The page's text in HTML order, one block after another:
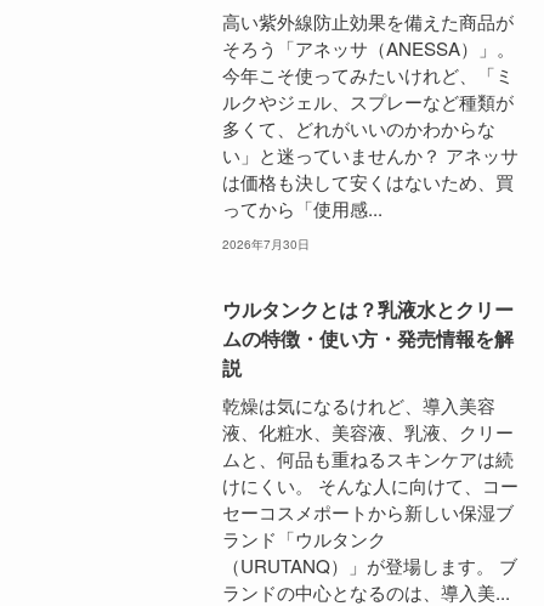
高い紫外線防止効果を備えた商品が
そろう「アネッサ（ANESSA）」。
今年こそ使ってみたいけれど、「ミ
ルクやジェル、スプレーなど種類が
多くて、どれがいいのかわからな
い」と迷っていませんか？ アネッサ
は価格も決して安くはないため、買
ってから「使用感...
2026年7月30日
ウルタンクとは？乳液水とクリー
ムの特徴・使い方・発売情報を解
説
乾燥は気になるけれど、導入美容
液、化粧水、美容液、乳液、クリー
ムと、何品も重ねるスキンケアは続
けにくい。 そんな人に向けて、コー
セーコスメポートから新しい保湿ブ
ランド「ウルタンク
（URUTANQ）」が登場します。 ブ
ランドの中心となるのは、導入美...